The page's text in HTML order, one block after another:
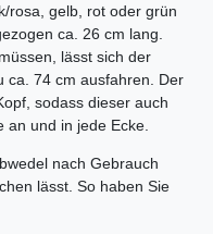
rosa, gelb, rot oder grün
ca. 26 cm lang.
lässt sich der
ca. 74 cm ausfahren. Der
sodass dieser auch
und in jede Ecke.
nach Gebrauch
lässt. So haben Sie